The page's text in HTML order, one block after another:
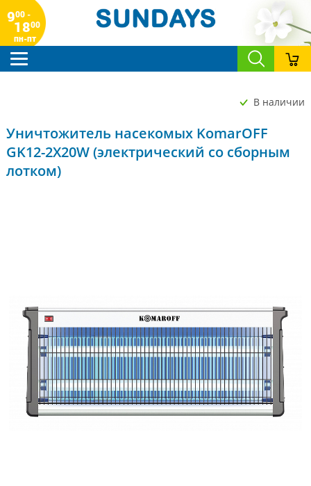
900 -
1800
пн-пт
В наличии
Уничтожитель насекомых KomarOFF
GK12-2X20W (электрический со сборным
лотком)